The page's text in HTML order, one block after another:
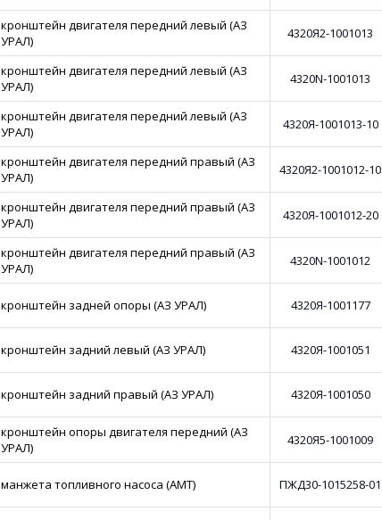
кронштейн двигателя передний левый (АЗ
УРАЛ)
4320Я2-1001013
кронштейн двигателя передний левый (АЗ
УРАЛ)
4320N-1001013
кронштейн двигателя передний левый (АЗ
УРАЛ)
4320Я-1001013-10
кронштейн двигателя передний правый (АЗ
УРАЛ)
4320Я2-1001012-10
кронштейн двигателя передний правый (АЗ
УРАЛ)
4320Я-1001012-20
кронштейн двигателя передний правый (АЗ
УРАЛ)
4320N-1001012
кронштейн задней опоры (АЗ УРАЛ) 4320Я-1001177
кронштейн задний левый (АЗ УРАЛ) 4320Я-1001051
кронштейн задний правый (АЗ УРАЛ) 4320Я-1001050
кронштейн опоры двигателя передний (АЗ
УРАЛ)
4320Я5-1001009
манжета топливного насоса (АМТ) ПЖД30-1015258-01